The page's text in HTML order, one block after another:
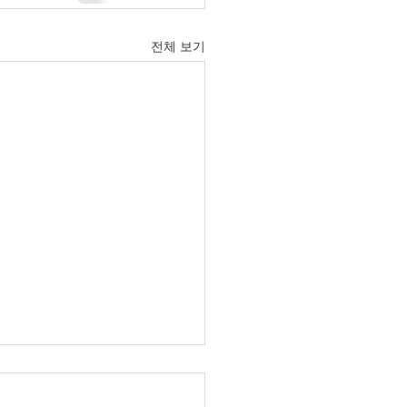
전체 보기
6월 21일 주보입니다.